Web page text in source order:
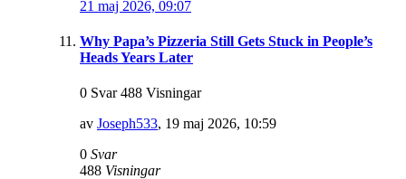
21 maj 2026, 09:07
Why Papa’s Pizzeria Still Gets Stuck in People’s
Heads Years Later
0 Svar 488 Visningar
av Joseph533, 19 maj 2026, 10:59
0 Svar
488 Visningar